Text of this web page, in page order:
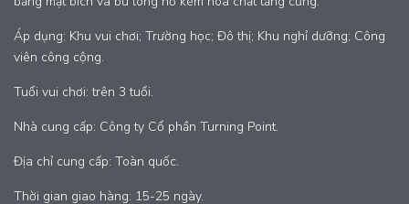
Áp dụng: Khu vui chơi; Trường học; Đô thị; Khu nghỉ dưỡng; Công
viên công cộng.
Tuổi vui chơi: trên 3 tuổi.
Nhà cung cấp: Công ty Cổ phần Turning Point.
Địa chỉ cung cấp: Toàn quốc.
Thời gian giao hàng: 15-25 ngày.